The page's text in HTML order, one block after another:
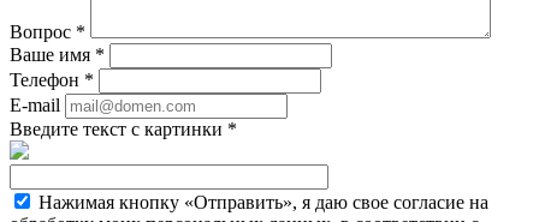
Вопрос *
Ваше имя *
Телефон *
E-mail
Введите текст с картинки *
Нажимая кнопку «Отправить», я даю свое согласие на